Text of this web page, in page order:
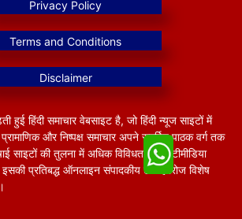
हुई हिंदी समाचार वेबसाइट है, जो हिंदी न्यूज साइटों में
और निष्पक्ष समाचार अपने समर्पित पाठक वर्ग तक
साइटों की तुलना में अधिक विविधतापूर्ण मल्टीमीडिया
प्रतिबद्ध ऑनलाइन संपादकीय टीम हररोज विशेष